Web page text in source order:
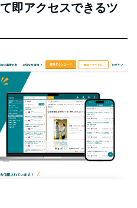
即アクセスできるツ